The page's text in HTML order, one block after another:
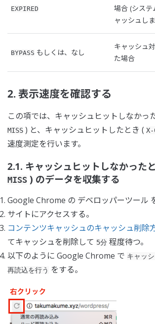
EXPIRED
場合 (システ
ャッシュし
BYPASS もしくは、なし
キャッシュ
た場合
2. 表示速度を確認する
この項では、キャッシュヒットしなかっ
MISS ) と、キャッシュヒットしたとき (
速度測定を行います。
2.1. キャッシュヒットしなかった
MISS ) のデータを収集する
Google Chrome の デベロッパーツール
サイトにアクセスする。
コンテンツキャッシュのキャッシュ削除
てキャッシュを削除して 5分 程度待つ。
以下のように Google Chrome で キャッ
再読込を行う をする。